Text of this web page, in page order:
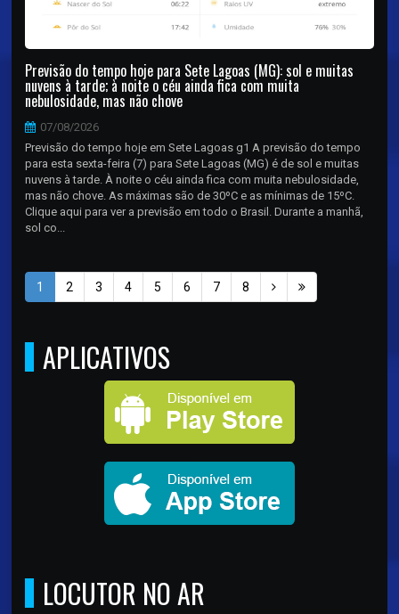
Previsão do tempo hoje para Sete Lagoas (MG): sol e muitas
nuvens à tarde; à noite o céu ainda fica com muita
nebulosidade, mas não chove
07/08/2026
Previsão do tempo hoje em Sete Lagoas g1 A previsão do tempo
para esta sexta-feira (7) para Sete Lagoas (MG) é de sol e muitas
nuvens à tarde. À noite o céu ainda fica com muita nebulosidade,
mas não chove. As máximas são de 30ºC e as mínimas de 15ºC.
Clique aqui para ver a previsão em todo o Brasil. Durante a manhã,
sol co...
1 2 3 4 5 6 7 8
APLICATIVOS
LOCUTOR NO AR